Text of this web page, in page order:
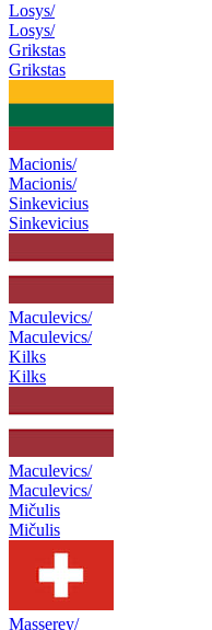
Losys/
Losys/
Grikstas
Grikstas
Macionis/
Macionis/
Sinkevicius
Sinkevicius
Maculevics/
Maculevics/
Kilks
Kilks
Maculevics/
Maculevics/
Mičulis
Mičulis
Masserey/